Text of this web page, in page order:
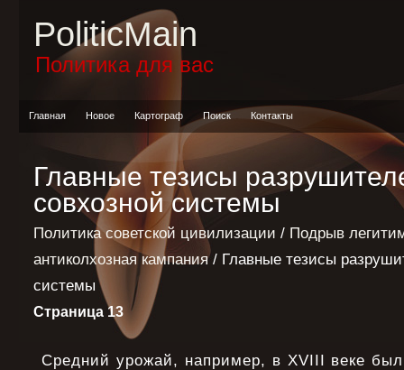
PoliticMain
Политика для вас
Главная Новое Картограф Поиск Контакты
Главные тезисы
совхозной системы
Политика советской цивилизации / Подрыв
антиколхозная кампания/ Главные тезисы
системы
Страница 13
Средний урожай, например, в XVIII веке